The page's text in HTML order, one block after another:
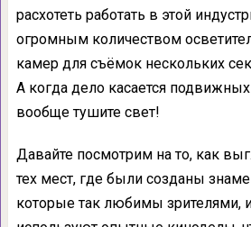
расхотеть работать в этой
огромным количеством
камер для съёмок нескольких
А когда дело касается
вообще тушите свет!
Давайте посмотрим на то, как
тех мест, где были созданы
которые так любимы зрителями,